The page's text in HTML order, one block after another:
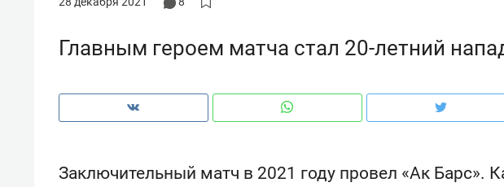
Главным героем матча стал 20-летний
Заключительный матч в 2021 году провел «Ак Барс».